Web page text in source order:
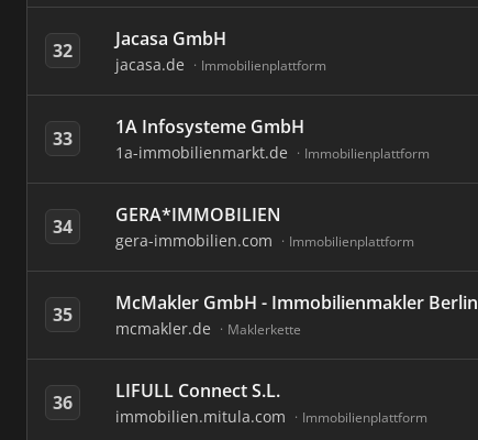
32 Jacasa GmbH
jacasa.de Immobilienplattform
33 1A Infosysteme GmbH
1a-immobilienmarkt.de Immobilienplattform
34 GERA*IMMOBILIEN
gera-immobilien.com Immobilienplattform
35 McMakler GmbH - Immobilienmakler Berlin
mcmakler.de Maklerkette
36 LIFULL Connect S.L.
immobilien.mitula.com Immobilienplattform